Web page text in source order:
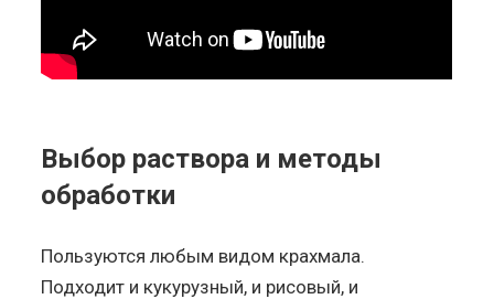
Выбор раствора и методы
обработки
Пользуются любым видом крахмала.
Подходит и кукурузный, и рисовый, и